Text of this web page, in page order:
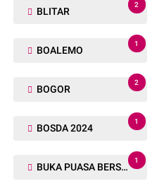
BLITAR
2
BOALEMO
1
BOGOR
2
BOSDA 2024
1
BUKA PUASA BERSAMA
1